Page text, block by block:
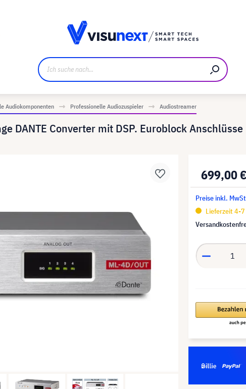
Audiokomponenten Professionelle Audiozuspieler Audiostreamer
DANTE Converter mit DSP. Euroblock
699,00
Preise inkl.
Lieferzeit 4-